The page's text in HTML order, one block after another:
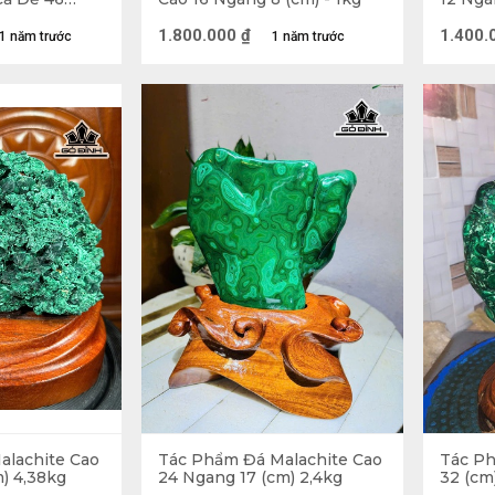
1 năm trước 1 năm trước
1.800.000 ₫
Cao
4,38kg
Tác Phẩm Đá Malachite Cao
24 Ngang 17 (cm) 2,4kg
Tác
32